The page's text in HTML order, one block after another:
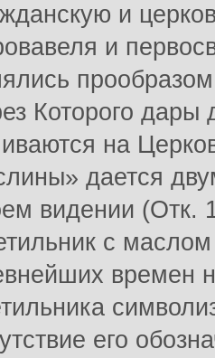
и
и
Которого дары
на
дается
видении (Отк.
с
времен
его